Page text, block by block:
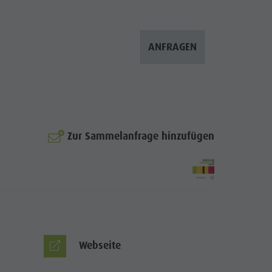
© Margit
ANFRAGEN
Zur Sammelanfrage hinzufügen
Webseite